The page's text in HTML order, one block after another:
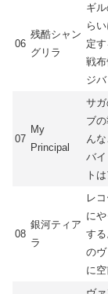
06
残酷シャン
グリラ
ギ
ら
定
戦
ジ
07
My
Principal
サ
ブ
ん
バ
ト
08
銀河ティア
ラ
レ
に
す
の
に